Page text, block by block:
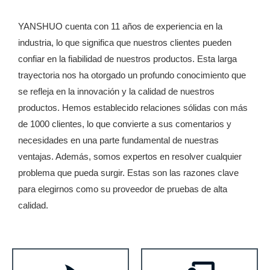
YANSHUO cuenta con 11 años de experiencia en la
industria, lo que significa que nuestros clientes pueden
confiar en la fiabilidad de nuestros productos. Esta larga
trayectoria nos ha otorgado un profundo conocimiento que
se refleja en la innovación y la calidad de nuestros
productos. Hemos establecido relaciones sólidas con más
de 1000 clientes, lo que convierte a sus comentarios y
necesidades en una parte fundamental de nuestras
ventajas. Además, somos expertos en resolver cualquier
problema que pueda surgir. Estas son las razones clave
para elegirnos como su proveedor de pruebas de alta
calidad.